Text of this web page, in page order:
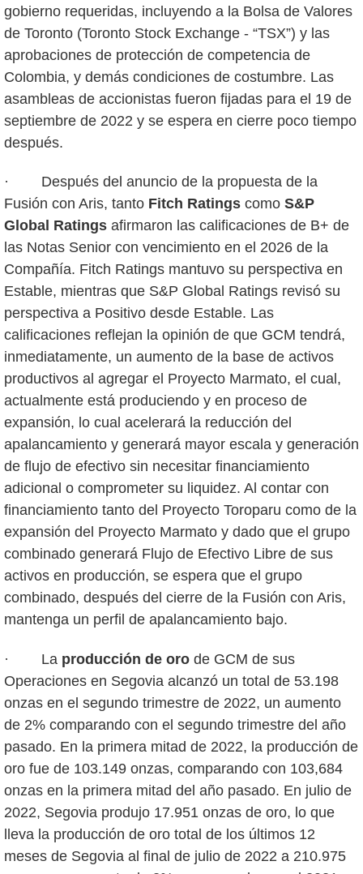
gobierno requeridas, incluyendo a la Bolsa de Valores
de Toronto (Toronto Stock Exchange - “TSX”) y las
aprobaciones de protección de competencia de
Colombia, y demás condiciones de costumbre. Las
asambleas de accionistas fueron fijadas para el 19 de
septiembre de 2022 y se espera en cierre poco tiempo
después.
· Después del anuncio de la propuesta de la
Fusión con Aris, tanto Fitch Ratings como S&P
Global Ratings afirmaron las calificaciones de B+ de
las Notas Senior con vencimiento en el 2026 de la
Compañía. Fitch Ratings mantuvo su perspectiva en
Estable, mientras que S&P Global Ratings revisó su
perspectiva a Positivo desde Estable. Las
calificaciones reflejan la opinión de que GCM tendrá,
inmediatamente, un aumento de la base de activos
productivos al agregar el Proyecto Marmato, el cual,
actualmente está produciendo y en proceso de
expansión, lo cual acelerará la reducción del
apalancamiento y generará mayor escala y generación
de flujo de efectivo sin necesitar financiamiento
adicional o comprometer su liquidez. Al contar con
financiamiento tanto del Proyecto Toroparu como de la
expansión del Proyecto Marmato y dado que el grupo
combinado generará Flujo de Efectivo Libre de sus
activos en producción, se espera que el grupo
combinado, después del cierre de la Fusión con Aris,
mantenga un perfil de apalancamiento bajo.
· La producción de oro de GCM de sus
Operaciones en Segovia alcanzó un total de 53.198
onzas en el segundo trimestre de 2022, un aumento
de 2% comparando con el segundo trimestre del año
pasado. En la primera mitad de 2022, la producción de
oro fue de 103.149 onzas, comparando con 103,684
onzas en la primera mitad del año pasado. En julio de
2022, Segovia produjo 17.951 onzas de oro, lo que
lleva la producción de oro total de los últimos 12
meses de Segovia al final de julio de 2022 a 210.975